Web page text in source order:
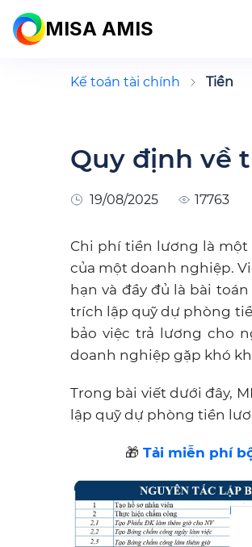
MISA AMIS
Kế toán tài chính Tiền
Quy định về
19/08/2025 17763
Chi phí tiền lương là
của một doanh nghiệp.
hạn và đầy đủ là bài
trích lập quỹ dự phòng
bảo việc trả lương cho
doanh nghiệp gặp khó
Trong bài viết dưới đây,
lập quỹ dự phòng tiền
🎁 Tải miễn phí